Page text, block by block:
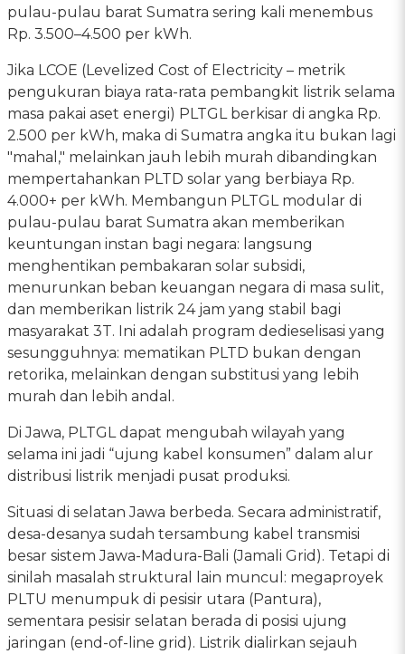
pulau-pulau barat Sumatra sering kali menembus
Rp. 3.500–4.500 per kWh.
Jika LCOE (Levelized Cost of Electricity – metrik
pengukuran biaya rata-rata pembangkit listrik selama
masa pakai aset energi) PLTGL berkisar di angka Rp.
2.500 per kWh, maka di Sumatra angka itu bukan lagi
"mahal," melainkan jauh lebih murah dibandingkan
mempertahankan PLTD solar yang berbiaya Rp.
4.000+ per kWh. Membangun PLTGL modular di
pulau-pulau barat Sumatra akan memberikan
keuntungan instan bagi negara: langsung
menghentikan pembakaran solar subsidi,
menurunkan beban keuangan negara di masa sulit,
dan memberikan listrik 24 jam yang stabil bagi
masyarakat 3T. Ini adalah program dedieselisasi yang
sesungguhnya: mematikan PLTD bukan dengan
retorika, melainkan dengan substitusi yang lebih
murah dan lebih andal.
Di Jawa, PLTGL dapat mengubah wilayah yang
selama ini jadi “ujung kabel konsumen” dalam alur
distribusi listrik menjadi pusat produksi.
Situasi di selatan Jawa berbeda. Secara administratif,
desa-desanya sudah tersambung kabel transmisi
besar sistem Jawa-Madura-Bali (Jamali Grid). Tetapi di
sinilah masalah struktural lain muncul: megaproyek
PLTU menumpuk di pesisir utara (Pantura),
sementara pesisir selatan berada di posisi ujung
jaringan (end-of-line grid). Listrik dialirkan sejauh